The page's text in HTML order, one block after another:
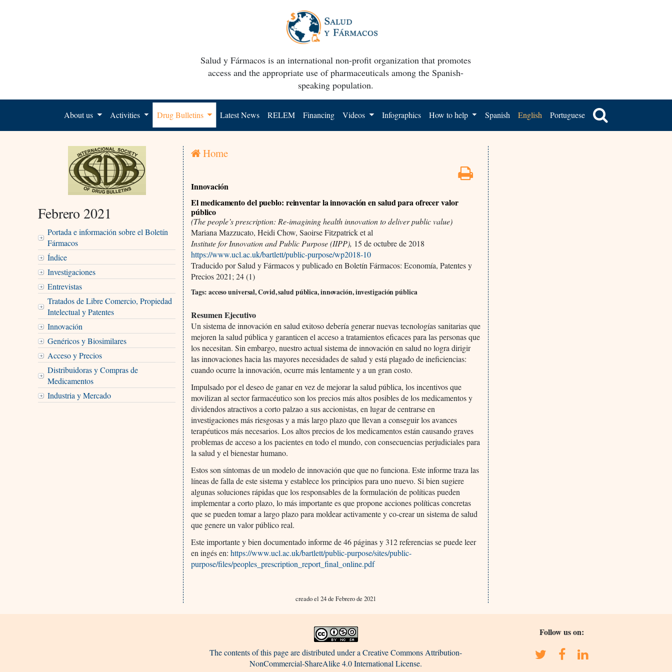
Salud y Fármacos is an international non-profit organization that promotes
access and the appropriate use of pharmaceuticals among the Spanish-
speaking population.
About us Activities Drug Bulletins Latest News RELEM Financing Videos Infographics How to help Spanish English Portuguese
Febrero 2021
Portada e información sobre el Boletín
Fármacos
Índice
Investigaciones
Entrevistas
Tratados de Libre Comercio, Propiedad
Intelectual y Patentes
Innovación
Genéricos y Biosimilares
Acceso y Precios
Distribuidoras y Compras de
Medicamentos
Industria y Mercado
Home
Innovación
El medicamento del pueblo: reinventar la innovación en salud para ofrecer valor
público
(The people’s prescription: Re-imagining health innovation to deliver public value)
Mariana Mazzucato, Heidi Chow, Saoirse Fitzpatrick et al
Institute for Innovation and Public Purpose (IIPP), 15 de octubre de 2018
https://www.ucl.ac.uk/bartlett/public-purpose/wp2018-10
Traducido por Salud y Fármacos y publicado en Boletín Fármacos: Economía, Patentes y
Precios 2021; 24 (1)
Tags: acceso universal, Covid, salud pública, innovación, investigación pública
Resumen Ejecutivo
Un sistema de innovación en salud exitoso debería generar nuevas tecnologías sanitarias que
mejoren la salud pública y garanticen el acceso a tratamientos eficaces para las personas que
los necesitan. Sin embargo, nuestro actual sistema de innovación en salud no logra dirigir
las innovaciones hacia las mayores necesidades de salud y está plagado de ineficiencias:
cuando ocurre la innovación, ocurre más lentamente y a un gran costo.
Impulsado por el deseo de ganar en vez de mejorar la salud pública, los incentivos que
movilizan al sector farmacéutico son los precios más altos posibles de los medicamentos y
dividendos atractivos a corto palzao a sus accionistas, en lugar de centrarse en
investigaciones más riesgosas y a más largo plazo que llevan a conseguir los avances
terapéuticos más necesarios. Los altos precios de los medicamentos están causando graves
problemas de acceso a los pacientes en todo el mundo, con consecuencias perjudiciales para
la salud y el bienestar humano.
Estos son síntomas de un modelo de innovación que que no funciona. Este informe traza las
líneas de falla de este sistema y establece los principios para uno nuevo. Si bien sugiere
algunas soluciones rápidas que los responsables de la formulación de políticas pueden
implementar a corto plazo, lo más importante es que propone acciones políticas concretas
que se pueden tomar a largo plazo para moldear activamente y co-crear un sistema de salud
que genere un valor público real.
Este importante y bien documentado informe de 46 páginas y 312 referencias se puede leer
en ingés en:https://www.ucl.ac.uk/bartlett/public-purpose/sites/public-
purpose/files/peoples_prescription_report_final_online.pdf
creado el 24 de Febrero de 2021
The contents of this page are distributed under a Creative Commons Attribution-
NonCommercial-ShareAlike 4.0 International License.
Follow us on: